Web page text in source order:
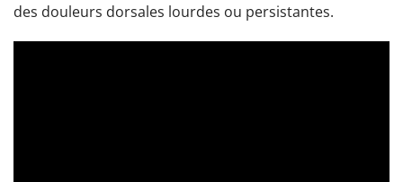
des douleurs dorsales lourdes ou persistantes.